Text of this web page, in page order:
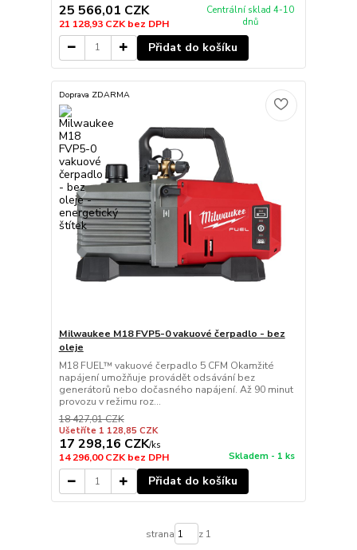
25 566,01 CZK
21 128,93 CZKbez DPH
Centrální sklad 4-10
dnů
Přidat do košíku
Doprava ZDARMA
Milwaukee M18 FVP5-0 vakuové čerpadlo - bez
oleje
M18 FUEL™ vakuové čerpadlo 5 CFM Okamžité
napájení umožňuje provádět odsávání bez
generátorů nebo dočasného napájení. Až 90 minut
provozu v režimu roz...
18 427,01 CZK
Ušetříte 1 128,85 CZK
17 298,16 CZK/ks
14 296,00 CZKbez DPH Skladem - 1 ks
Přidat do košíku
strana z 1